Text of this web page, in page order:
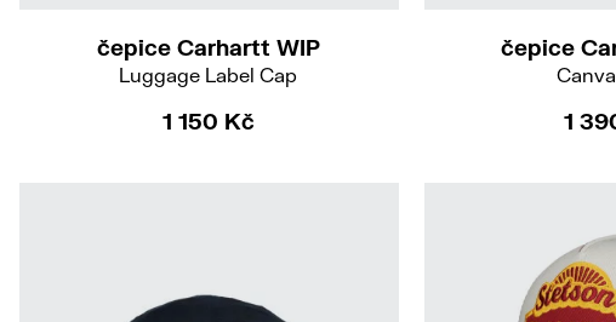
čepice Carhartt WIP
Luggage Label Cap
1 150 Kč
čepice
1